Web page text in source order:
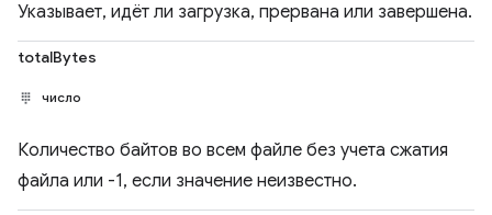
Указывает, идёт ли загрузка, прервана или завершена.
totalBytes
число
Количество байтов во всем файле без учета сжатия
файла или -1, если значение неизвестно.